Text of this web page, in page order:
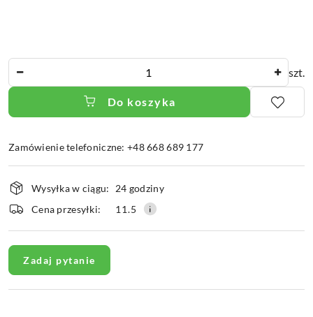
szt.
Do koszyka
Zamówienie telefoniczne: +48 668 689 177
Dostępność
i
dostawa
Wysyłka w ciągu:
24 godziny
Cena przesyłki:
11.5
Zadaj pytanie